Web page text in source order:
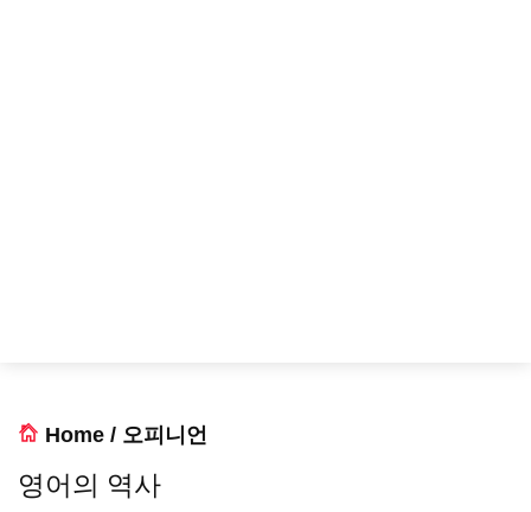
Home / 오피니언
영어의 역사